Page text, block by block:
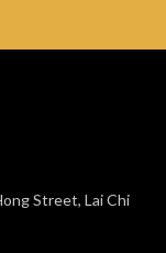
Street, Lai Chi